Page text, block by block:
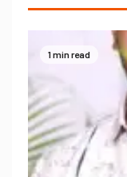
1 min read